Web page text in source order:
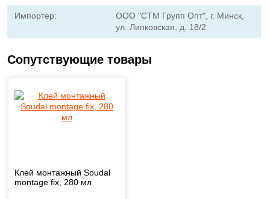
Импортер:
ООО "СТМ Групп Опт", г. Минск,
ул. Липковская, д. 18/2
Сопутствующие товары
Клей монтажный Soudal
montage fix, 280 мл